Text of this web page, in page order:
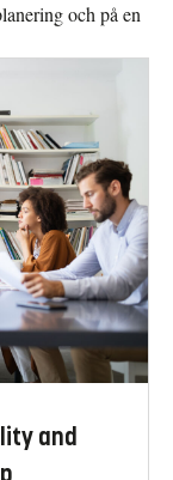
och på en
and